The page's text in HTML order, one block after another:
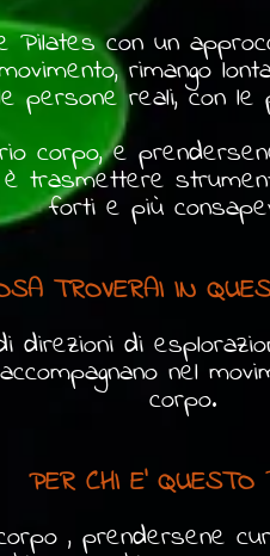
Pilates con un
rimango
persone reali, con
corpo, e
è trasmettere
forti e più
TROVERAI IN
direzioni di
nel
corpo.
PER CHI E' QUESTO
, prendersene